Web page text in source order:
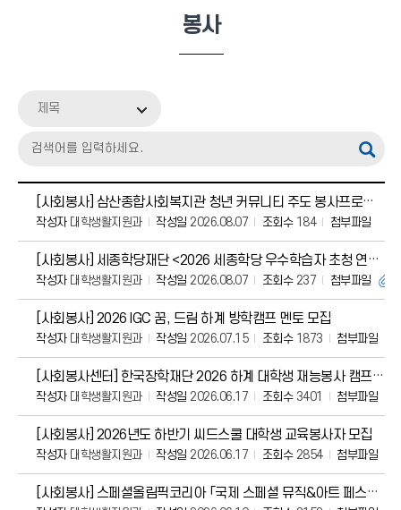
봉사
제목
[사회봉사] 삼산종합사회복지관 청년 커뮤니티 주도 봉사프로그램 “슬기로운 청년생활” 26
작성자대학생활지원과 작성일 2026.08.07 조회수184 첨부파일
[사회봉사] 세종학당재단 <2026 세종학당 우수학습자 초청 연수> 행사 자원봉
작성자대학생활지원과 작성일 2026.08.07 조회수237 첨부파일
[사회봉사] 2026 IGC 꿈, 드림 하계 방학캠프 멘토 모집
작성자대학생활지원과 작성일 2026.07.15 조회수1873 첨부파일
[사회봉사센터] 한국장학재단 2026 하계 대학생 재능봉사 캠프 멘토팀 모집(~6/23 2
작성자대학생활지원과 작성일 2026.06.17 조회수3401 첨부파일
[사회봉사] 2026년도 하반기 씨드스쿨 대학생 교육봉사자 모집
작성자대학생활지원과 작성일 2026.06.17 조회수2854 첨부파일
[사회봉사] 스페셜올림픽코리아 「국제 스페셜 뮤직&아트 페스티벌」자원봉사자 모집